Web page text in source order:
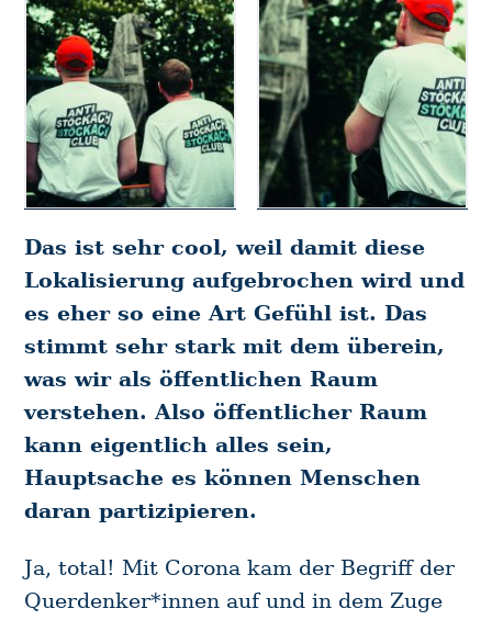
Das ist sehr cool, weil damit diese
Lokalisierung aufgebrochen wird und
es eher so eine Art Gefühl ist. Das
stimmt sehr stark mit dem überein,
was wir als öffentlichen Raum
verstehen. Also öffentlicher Raum
kann eigentlich alles sein,
Hauptsache es können Menschen
daran partizipieren.
Ja, total! Mit Corona kam der Begriff der
Querdenker*innen auf und in dem Zuge